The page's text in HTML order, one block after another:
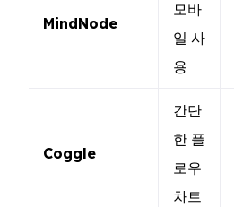
MindNode
모바
일 사
용
Coggle
간단
한 플
로우
차트